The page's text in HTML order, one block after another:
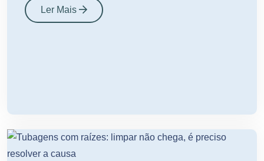
Ler Mais